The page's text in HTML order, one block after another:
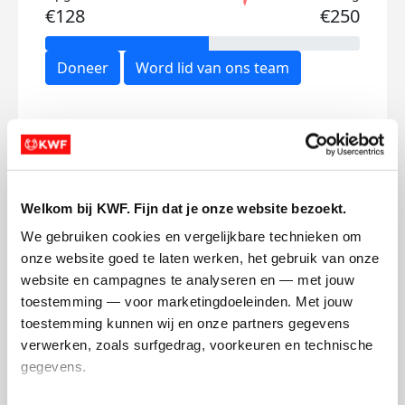
Welkom bij KWF. Fijn dat je onze website bezoekt.
We gebruiken cookies en vergelijkbare technieken om
onze website goed te laten werken, het gebruik van onze
website en campagnes te analyseren en — met jouw
toestemming — voor marketingdoeleinden. Met jouw
toestemming kunnen wij en onze partners gegevens
verwerken, zoals surfgedrag, voorkeuren en technische
gegevens.
€128 €250
Doneer Word lid van ons team
Mijn updates
Epagneul Picard
woensdag 29 december 2021
Ik